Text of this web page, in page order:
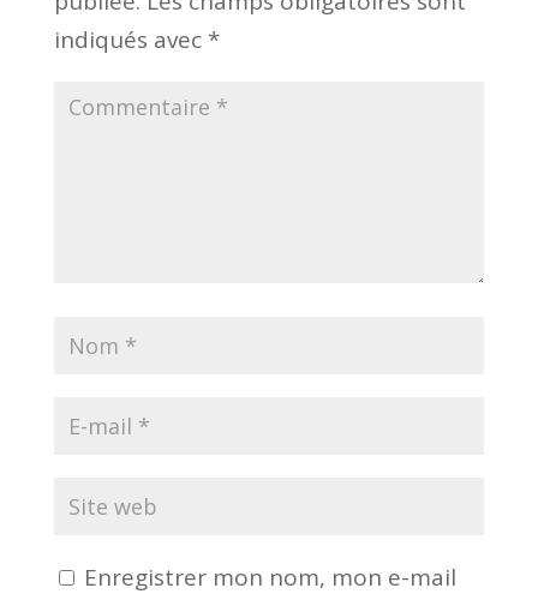
indiqués avec *
Enregistrer mon nom, mon e-mail